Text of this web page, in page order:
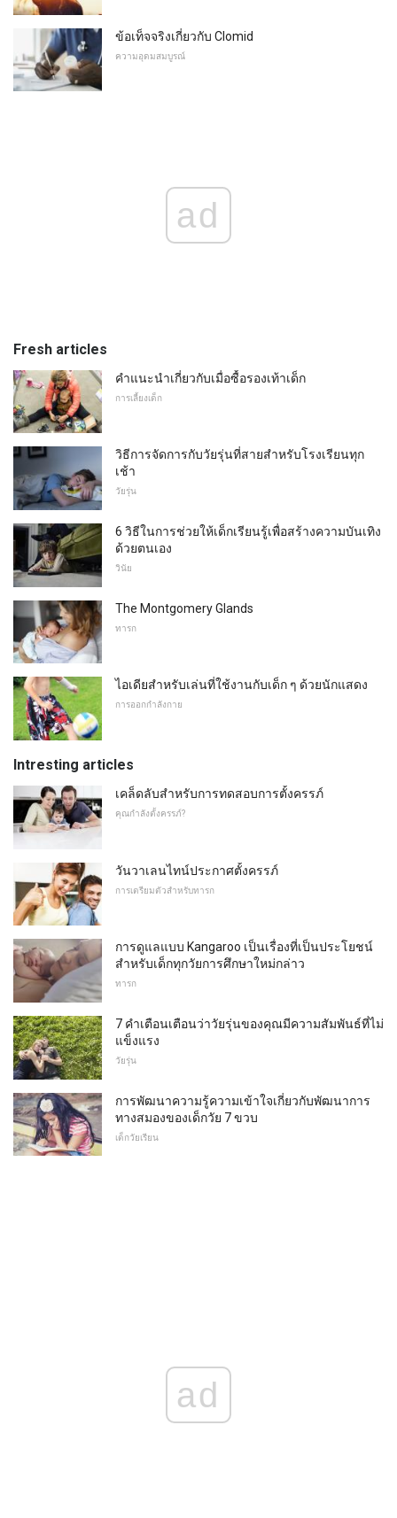
ข้อเท็จจริงเกี่ยวกับ Clomid
ความอุดมสมบูรณ์
ad
Fresh articles
คำแนะนำเกี่ยวกับเมื่อซื้อรองเท้าเด็ก
การเลี้ยงเด็ก
วิธีการจัดการกับวัยรุ่นที่สายสำหรับโรงเรียนทุก
เช้า
วัยรุ่น
6 วิธีในการช่วยให้เด็กเรียนรู้เพื่อสร้างความบันเทิง
ด้วยตนเอง
วินัย
The Montgomery Glands
ทารก
ไอเดียสำหรับเล่นที่ใช้งานกับเด็ก ๆ ด้วยนักแสดง
การออกกำลังกาย
Intresting articles
เคล็ดลับสำหรับการทดสอบการตั้งครรภ์
คุณกำลังตั้งครรภ์?
วันวาเลนไทน์ประกาศตั้งครรภ์
การเตรียมตัวสำหรับทารก
การดูแลแบบ Kangaroo เป็นเรื่องที่เป็นประโยชน์
สำหรับเด็กทุกวัยการศึกษาใหม่กล่าว
ทารก
7 คำเตือนเตือนว่าวัยรุ่นของคุณมีความสัมพันธ์ที่ไม่
แข็งแรง
วัยรุ่น
การพัฒนาความรู้ความเข้าใจเกี่ยวกับพัฒนาการ
ทางสมองของเด็กวัย 7 ขวบ
เด็กวัยเรียน
ad